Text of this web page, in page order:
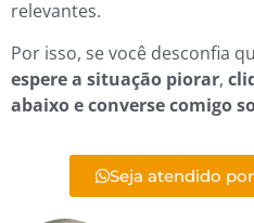
relevantes.
Por isso, se você desconfia
espere a situação piorar,
abaixo e converse comigo
Seja atendido